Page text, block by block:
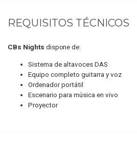
REQUISITOS TÉCNICOS
CBs Nights dispone de:
Sistema de altavoces DAS
Equipo completo guitarra y voz
Ordenador portátil
Escenario para música en vivo
Proyector